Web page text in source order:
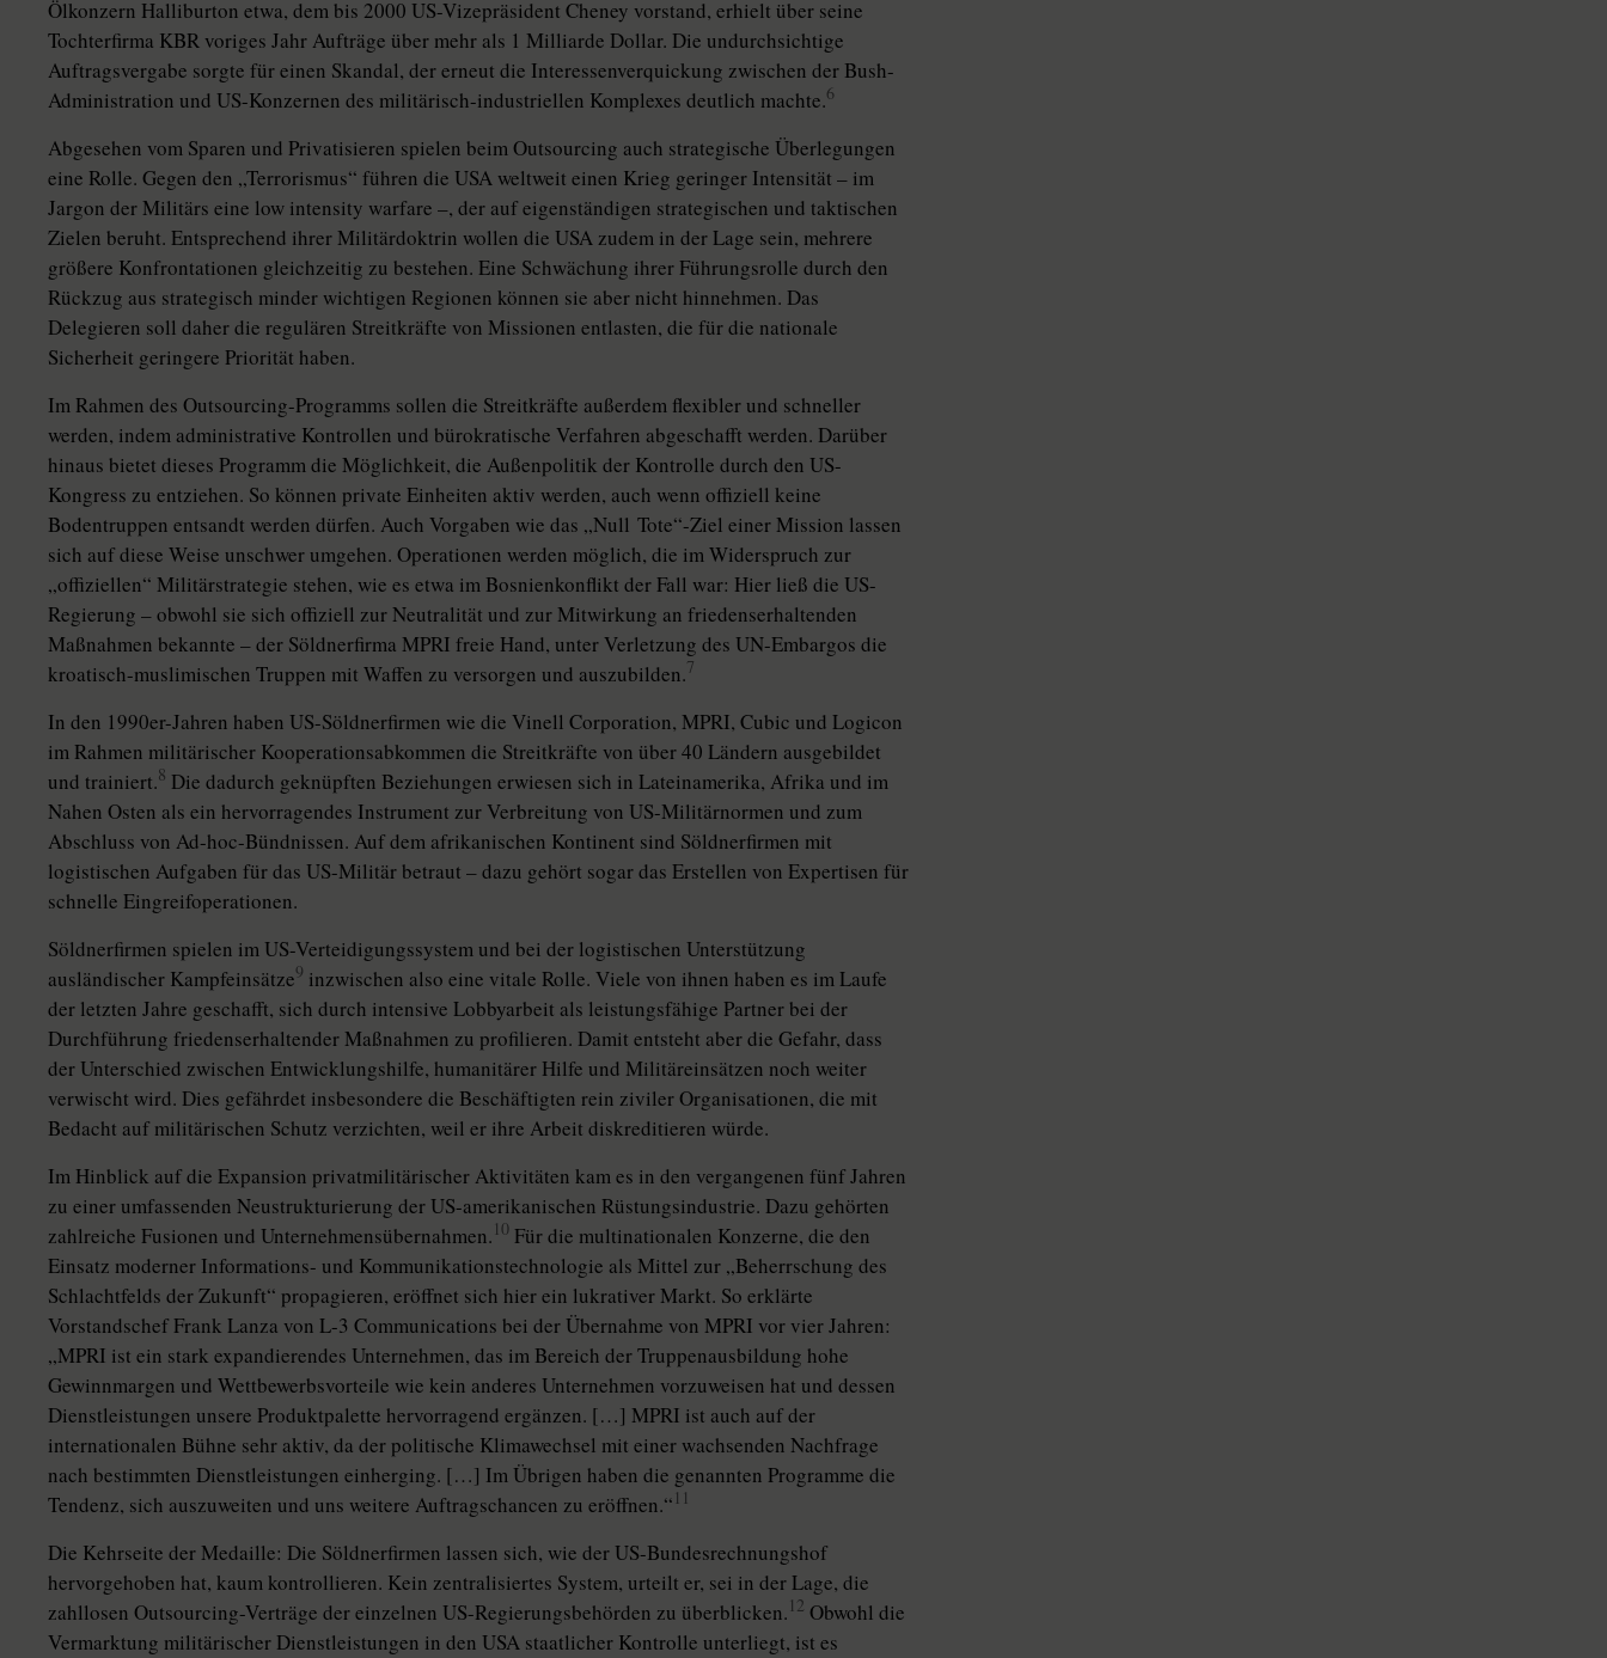
Ölkonzern Halliburton etwa, dem bis 2000 US-Vizepräsident Cheney vorstand, erhielt über seine
Tochterfirma KBR voriges Jahr Aufträge über mehr als 1 Milliarde Dollar. Die undurchsichtige
Auftragsvergabe sorgte für einen Skandal, der erneut die Interessenverquickung zwischen der Bush-
Administration und US-Konzernen des militärisch-industriellen Komplexes deutlich machte.6
Abgesehen vom Sparen und Privatisieren spielen beim Outsourcing auch strategische Überlegungen
eine Rolle. Gegen den „Terrorismus“ führen die USA weltweit einen Krieg geringer Intensität – im
Jargon der Militärs eine low intensity warfare –, der auf eigenständigen strategischen und taktischen
Zielen beruht. Entsprechend ihrer Militärdoktrin wollen die USA zudem in der Lage sein, mehrere
größere Konfrontationen gleichzeitig zu bestehen. Eine Schwächung ihrer Führungsrolle durch den
Rückzug aus strategisch minder wichtigen Regionen können sie aber nicht hinnehmen. Das
Delegieren soll daher die regulären Streitkräfte von Missionen entlasten, die für die nationale
Sicherheit geringere Priorität haben.
Im Rahmen des Outsourcing-Programms sollen die Streitkräfte außerdem flexibler und schneller
werden, indem administrative Kontrollen und bürokratische Verfahren abgeschafft werden. Darüber
hinaus bietet dieses Programm die Möglichkeit, die Außenpolitik der Kontrolle durch den US-
Kongress zu entziehen. So können private Einheiten aktiv werden, auch wenn offiziell keine
Bodentruppen entsandt werden dürfen. Auch Vorgaben wie das „Null Tote“-Ziel einer Mission lassen
sich auf diese Weise unschwer umgehen. Operationen werden möglich, die im Widerspruch zur
„offiziellen“ Militärstrategie stehen, wie es etwa im Bosnienkonflikt der Fall war: Hier ließ die US-
Regierung – obwohl sie sich offiziell zur Neutralität und zur Mitwirkung an friedenserhaltenden
Maßnahmen bekannte – der Söldnerfirma MPRI freie Hand, unter Verletzung des UN-Embargos die
kroatisch-muslimischen Truppen mit Waffen zu versorgen und auszubilden.7
In den 1990er-Jahren haben US-Söldnerfirmen wie die Vinell Corporation, MPRI, Cubic und Logicon
im Rahmen militärischer Kooperationsabkommen die Streitkräfte von über 40 Ländern ausgebildet
und trainiert.8 Die dadurch geknüpften Beziehungen erwiesen sich in Lateinamerika, Afrika und im
Nahen Osten als ein hervorragendes Instrument zur Verbreitung von US-Militärnormen und zum
Abschluss von Ad-hoc-Bündnissen. Auf dem afrikanischen Kontinent sind Söldnerfirmen mit
logistischen Aufgaben für das US-Militär betraut – dazu gehört sogar das Erstellen von Expertisen für
schnelle Eingreifoperationen.
Söldnerfirmen spielen im US-Verteidigungssystem und bei der logistischen Unterstützung
ausländischer Kampfeinsätze9 inzwischen also eine vitale Rolle. Viele von ihnen haben es im Laufe
der letzten Jahre geschafft, sich durch intensive Lobbyarbeit als leistungsfähige Partner bei der
Durchführung friedenserhaltender Maßnahmen zu profilieren. Damit entsteht aber die Gefahr, dass
der Unterschied zwischen Entwicklungshilfe, humanitärer Hilfe und Militäreinsätzen noch weiter
verwischt wird. Dies gefährdet insbesondere die Beschäftigten rein ziviler Organisationen, die mit
Bedacht auf militärischen Schutz verzichten, weil er ihre Arbeit diskreditieren würde.
Im Hinblick auf die Expansion privatmilitärischer Aktivitäten kam es in den vergangenen fünf Jahren
zu einer umfassenden Neustrukturierung der US-amerikanischen Rüstungsindustrie. Dazu gehörten
zahlreiche Fusionen und Unternehmensübernahmen. 10 Für die multinationalen Konzerne, die den
Einsatz moderner Informations- und Kommunikationstechnologie als Mittel zur „Beherrschung des
Schlachtfelds der Zukunft“ propagieren, eröffnet sich hier ein lukrativer Markt. So erklärte
Vorstandschef Frank Lanza von L-3 Communications bei der Übernahme von MPRI vor vier Jahren:
„MPRI ist ein stark expandierendes Unternehmen, das im Bereich der Truppenausbildung hohe
Gewinnmargen und Wettbewerbsvorteile wie kein anderes Unternehmen vorzuweisen hat und dessen
Dienstleistungen unsere Produktpalette hervorragend ergänzen. […] MPRI ist auch auf der
internationalen Bühne sehr aktiv, da der politische Klimawechsel mit einer wachsenden Nachfrage
nach bestimmten Dienstleistungen einherging. […] Im Übrigen haben die genannten Programme die
Tendenz, sich auszuweiten und uns weitere Auftragschancen zu eröffnen.“ 11
Die Kehrseite der Medaille: Die Söldnerfirmen lassen sich, wie der US-Bundesrechnungshof
hervorgehoben hat, kaum kontrollieren. Kein zentralisiertes System, urteilt er, sei in der Lage, die
zahllosen Outsourcing-Verträge der einzelnen US-Regierungsbehörden zu überblicken. 12 Obwohl die
Vermarktung militärischer Dienstleistungen in den USA staatlicher Kontrolle unterliegt, ist es